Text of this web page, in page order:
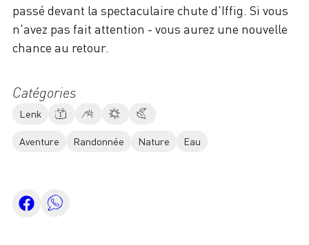
Catégories
Lenk
Aventure Randonnée Nature Eau
passé devant la spectaculaire chute d'Iffig. Si vous
n'avez pas fait attention - vous aurez une nouvelle
chance au retour.